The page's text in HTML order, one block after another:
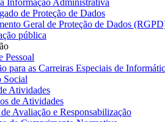
Informação Administrativa
de Proteção de Dados
Geral de Proteção de Dados
pública
Pessoal
para as Carreiras Especiais de
Social
Atividades
de Atividades
Avaliação e Responsabilização